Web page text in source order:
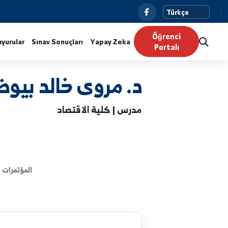
Haberler Duyurular Sınav Sonuçları Yapay Zeka
د. مروى خالد بيوض